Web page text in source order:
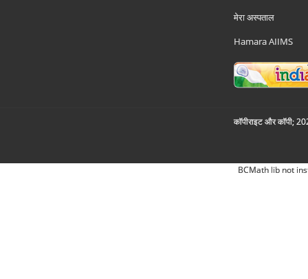
मेरा अस्पताल
Hamara AIIMS
कॉपीराइट और कॉपी;
BCMath lib not